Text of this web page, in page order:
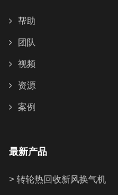
帮助
团队
视频
资源
案例
最新产品
> 转轮热回收新风换气机